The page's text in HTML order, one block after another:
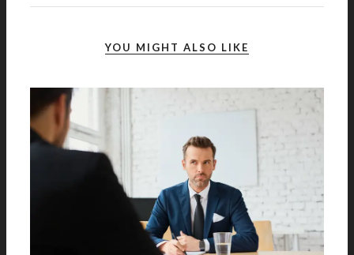
YOU MIGHT ALSO LIKE